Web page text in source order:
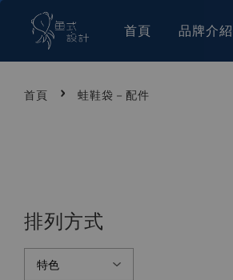
首頁 品牌介紹
首頁 › 蛙鞋袋－配件
排列方式